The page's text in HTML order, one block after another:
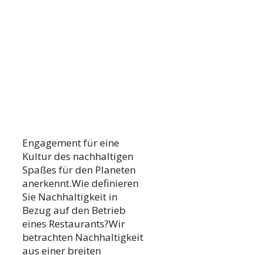
Engagement für eine
Kultur des nachhaltigen
Spaßes für den Planeten
anerkennt.Wie definieren
Sie Nachhaltigkeit in
Bezug auf den Betrieb
eines Restaurants?Wir
betrachten Nachhaltigkeit
aus einer breiten